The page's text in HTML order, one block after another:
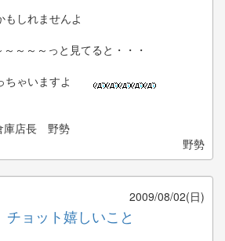
もしれませんよ
～～～っと見てると・・・
ちゃいますよ
店長 野勢
野勢
2009/08/02(日)
ョット嬉しいこと